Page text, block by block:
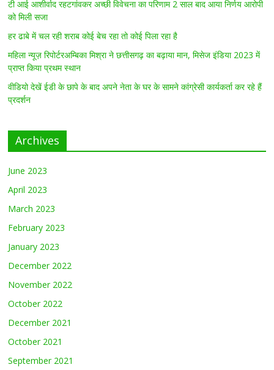
टी आई आशीर्वाद रहटगांवकर अच्छी विवेचना का परिणाम 2 साल बाद आया निर्णय आरोपी
को मिली सजा
हर ढाबे में चल रही शराब कोई बेच रहा तो कोई पिला रहा है
महिला न्यूज़ रिपोर्टरअम्बिका मिश्रा ने छत्तीसगढ़ का बढ़ाया मान, मिसेज इंडिया 2023 में
प्राप्त किया प्रथम स्थान
वीडियो देखें ईडी के छापे के बाद अपने नेता के घर के सामने कांग्रेसी कार्यकर्ता कर रहे हैं
प्रदर्शन
Archives
June 2023
April 2023
March 2023
February 2023
January 2023
December 2022
November 2022
October 2022
December 2021
October 2021
September 2021